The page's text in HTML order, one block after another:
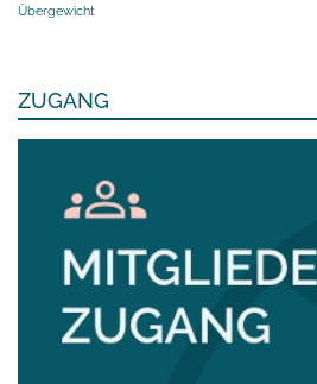
Übergewicht
ZUGANG